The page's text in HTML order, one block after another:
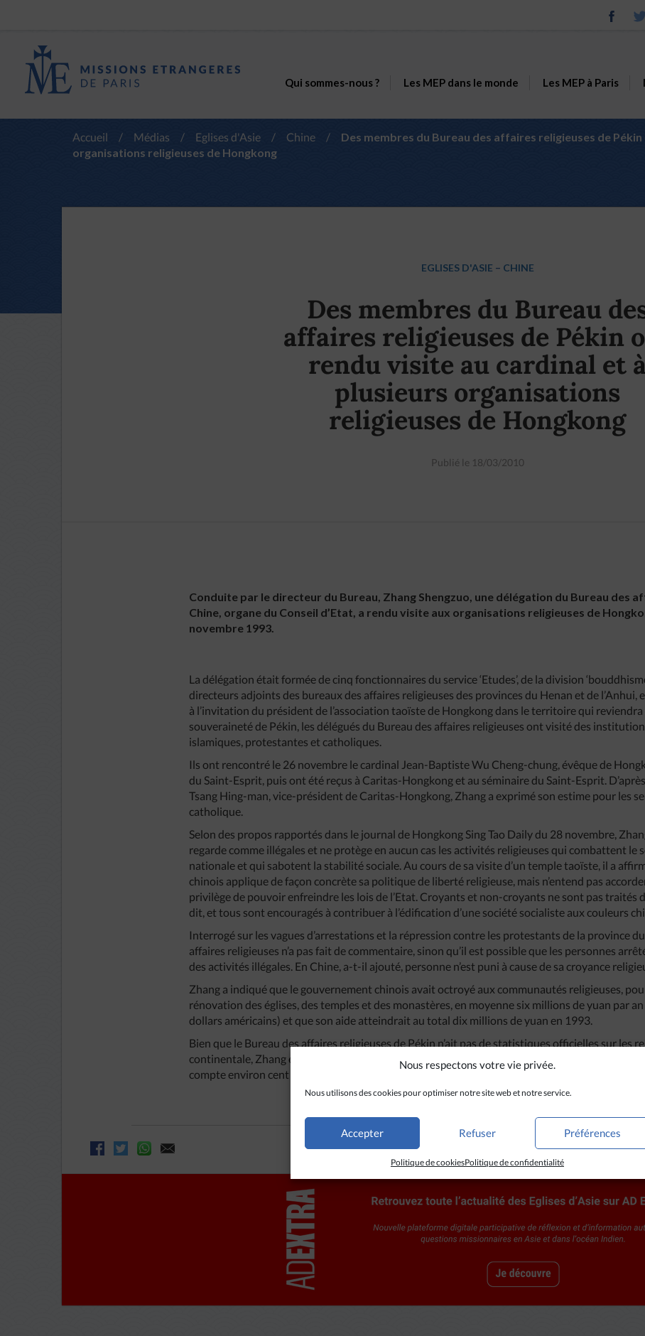
Nous respectons votre vie privée.
Nous utilisons des cookies pour optimiser notre site web et notre service.
Accepter Refuser Préférences
Politique de cookiesPolitique de confidentialité
Qui sommes-nous ? Les MEP dans le monde Les MEP à Paris
Accueil / Médias / Eglises d'Asie / Chine /
Des membres du Bureau des affaires religieuses de
organisations religieuses de Hongkong
EGLISES D'ASIE – CHINE
Des membres du Bureau
affaires religieuses de Pékin
rendu visite au cardinal et à
plusieurs organisations
religieuses de Hongkong
Publié le 18/03/2010
Conduite par le directeur du Bureau, Zhang Shengzuo, une délégation du Bureau des
Chine, organe du Conseil d’Etat, a rendu visite aux organisations religieuses de
novembre 1993.
La délégation était formée de cinq fonctionnaires du service ‘Etudes’, de la division
directeurs adjoints des bureaux des affaires religieuses des provinces du Henan et de l’Anhui,
à l’invitation du président de l’association taoïste de Hongkong dans le territoire qui reviendra
souveraineté de Pékin, les délégués du Bureau des affaires religieuses ont visité des
islamiques, protestantes et catholiques.
Ils ont rencontré le 26 novembre le cardinal Jean-Baptiste Wu Cheng-chung, évêque de
du Saint-Esprit, puis ont été reçus à Caritas-Hongkong et au séminaire du Saint-Esprit.
Tsang Hing-man, vice-président de Caritas-Hongkong, Zhang a exprimé son estime pour les
catholique.
Selon des propos rapportés dans le journal de Hongkong Sing Tao Daily du 28 novembre,
regarde comme illégales et ne protège en aucun cas les activités religieuses qui combattent le
nationale et qui sabotent la stabilité sociale. Au cours de sa visite d’un temple taoïste, il a
chinois applique de façon concrète sa politique de liberté religieuse, mais n’entend pas
privilège de pouvoir enfreindre les lois de l’Etat. Croyants et non-croyants ne sont pas traités
dit, et tous sont encouragés à contribuer à l’édification d’une société socialiste aux couleurs
Interrogé sur les vagues d’arrestations et la répression contre les protestants de la province
affaires religieuses n’a pas fait de commentaire, sinon qu’il est possible que les personnes
des activités illégales. En Chine, a-t-il ajouté, personne n’est puni à cause de sa croyance
Zhang a indiqué que le gouvernement chinois avait octroyé aux communautés religieuses,
rénovation des églises, des temples et des monastères, en moyenne six millions de yuan par
dollars américains) et que son aide atteindrait au total dix millions de yuan en 1993.
Bien que le Bureau des affaires religieuses de Pékin n’ait pas de statistiques officielles sur les
continentale, Zhang estime le nombre des catholiques à 4 millions, celui des protestants
compte environ cent millions de taoïstes et de bouddhistes.